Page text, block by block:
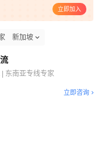
立即加入
新加坡
东南亚专线专家
立即咨询